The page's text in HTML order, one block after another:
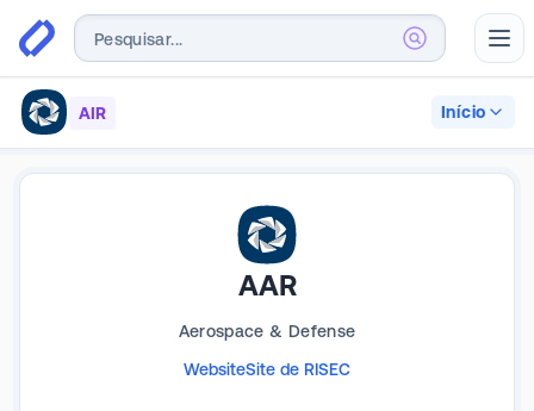
AIR Início
AAR
Aerospace & Defense
WebsiteSite de RISEC